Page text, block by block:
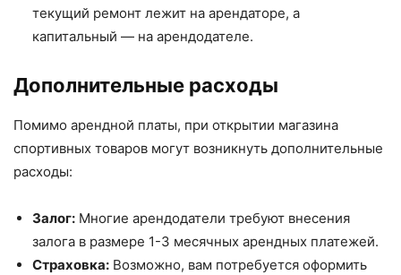
текущий ремонт лежит на арендаторе, а
капитальный — на арендодателе.
Дополнительные расходы
Помимо арендной платы, при открытии магазина
спортивных товаров могут возникнуть дополнительные
расходы:
Залог: Многие арендодатели требуют внесения
залога в размере 1-3 месячных арендных платежей.
Страховка: Возможно, вам потребуется оформить